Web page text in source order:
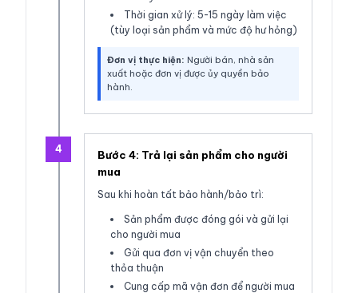
Thời gian xử lý: 5-15 ngày làm việc
(tùy loại sản phẩm và mức độ hư hỏng)
Đơn vị thực hiện: Người bán, nhà sản
xuất hoặc đơn vị được ủy quyền bảo
hành.
4
Bước 4: Trả lại sản phẩm cho người
mua
Sau khi hoàn tất bảo hành/bảo trì:
Sản phẩm được đóng gói và gửi lại
cho người mua
Gửi qua đơn vị vận chuyển theo
thỏa thuận
Cung cấp mã vận đơn để người mua